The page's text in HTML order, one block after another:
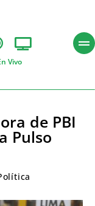
Vivo
de PBI
Pulso